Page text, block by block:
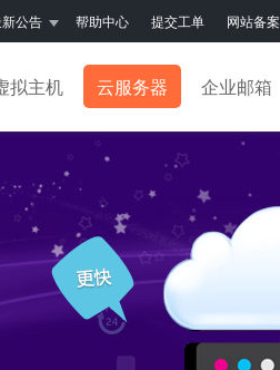
公告 帮助中心 提交工单 网站备案
拟主机 云服务器 企业邮箱